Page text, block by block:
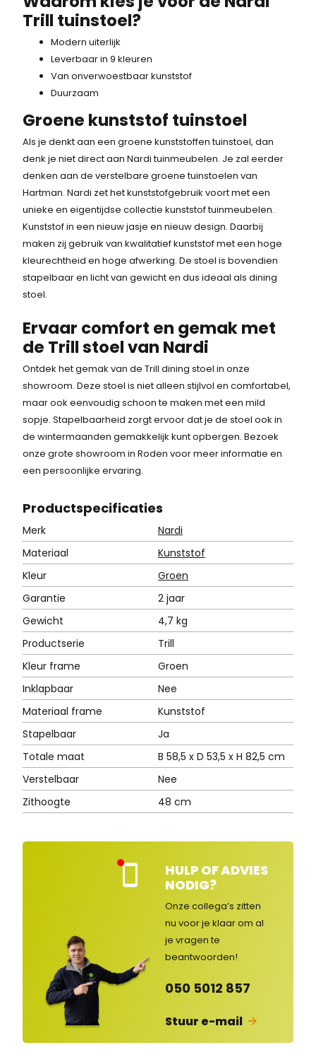
0
2
,
-
.
k
e
p
r
i
w
a
s
:
1
0
2
,
-
.
s
7
,
Trill tuinstoel?
Modern uiterlijk
Leverbaar in 9 kleuren
Van onverwoestbaar kunststof
Duurzaam
Groene kunststof tuinstoel
Als je denkt aan een groene kunststoffen tuinstoel, dan
denk je niet direct aan Nardi tuinmeubelen. Je zal eerder
denken aan de verstelbare groene tuinstoelen van
Hartman. Nardi zet het kunststofgebruik voort met een
unieke en eigentijdse collectie kunststof tuinmeubelen.
Kunststof in een nieuw jasje en nieuw design. Daarbij
maken zij gebruik van kwalitatief kunststof met een hoge
kleurechtheid en hoge afwerking. De stoel is bovendien
stapelbaar en licht van gewicht en dus ideaal als dining
stoel.
Ervaar comfort en gemak met
de Trill stoel van Nardi
Ontdek het gemak van de Trill dining stoel in onze
showroom. Deze stoel is niet alleen stijlvol en comfortabel,
maar ook eenvoudig schoon te maken met een mild
sopje. Stapelbaarheid zorgt ervoor dat je de stoel ook in
de wintermaanden gemakkelijk kunt opbergen. Bezoek
onze grote showroom in Roden voor meer informatie en
een persoonlijke ervaring.
Productspecificaties
Merk
Nardi
Materiaal
Kunststof
Kleur
Groen
Garantie
2 jaar
Gewicht
4,7 kg
Productserie
Trill
Kleur frame
Groen
Inklapbaar
Nee
Materiaal frame
Kunststof
Stapelbaar
Ja
Totale maat
B 58,5 x D 53,5 x H 82,5 cm
Verstelbaar
Nee
Zithoogte
48 cm
nte
en
HULP OF ADVIES
NODIG?
Onze collega’s zitten
nu voor je klaar om al
je vragen te
beantwoorden!
050 5012 857
Stuur e-mail